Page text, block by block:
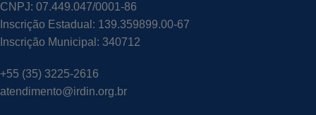
CNPJ: 07.449.047/0001-86
Inscrição Estadual: 139.359899.00-67
Inscrição Municipal: 340712
+55 (35) 3225-2616
atendimento@irdin.org.br